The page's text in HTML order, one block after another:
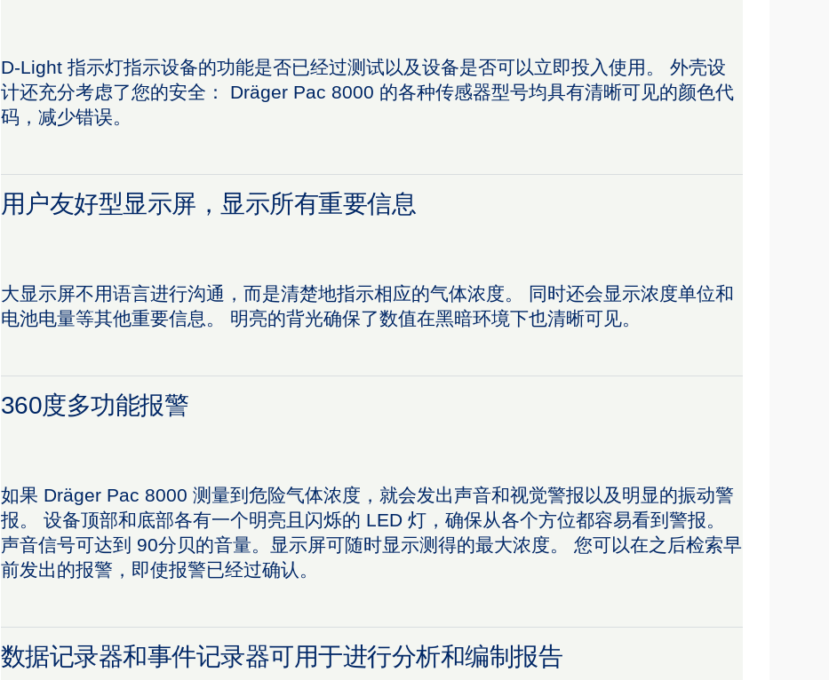
D-Light 指示灯指示设备的功能是否已经过测试以及设备是否可以立即投入使用。 外壳设
计还充分考虑了您的安全： Dräger Pac 8000 的各种传感器型号均具有清晰可见的颜色代
码，减少错误。
用户友好型显示屏，显示所有重要信息
大显示屏不用语言进行沟通，而是清楚地指示相应的气体浓度。 同时还会显示浓度单位和
电池电量等其他重要信息。 明亮的背光确保了数值在黑暗环境下也清晰可见。
360度多功能报警
如果 Dräger Pac 8000 测量到危险气体浓度，就会发出声音和视觉警报以及明显的振动警
报。 设备顶部和底部各有一个明亮且闪烁的 LED 灯，确保从各个方位都容易看到警报。
声音信号可达到 90分贝的音量。显示屏可随时显示测得的最大浓度。 您可以在之后检索早
前发出的报警，即使报警已经过确认。
数据记录器和事件记录器可用于进行分析和编制报告